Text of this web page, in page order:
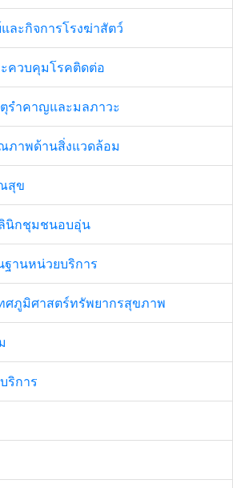
ละกิจการโรงฆ่าสัตว์
ควบคุมโรคติดต่อ
รำคาญและมลภาวะ
ภาพด้านสิ่งแวดล้อม
สุข
นิกชุมชนอบอุ่น
านหน่วยบริการ
ศภูมิศาสตร์ทรัพยากรสุขภาพ
ริการ